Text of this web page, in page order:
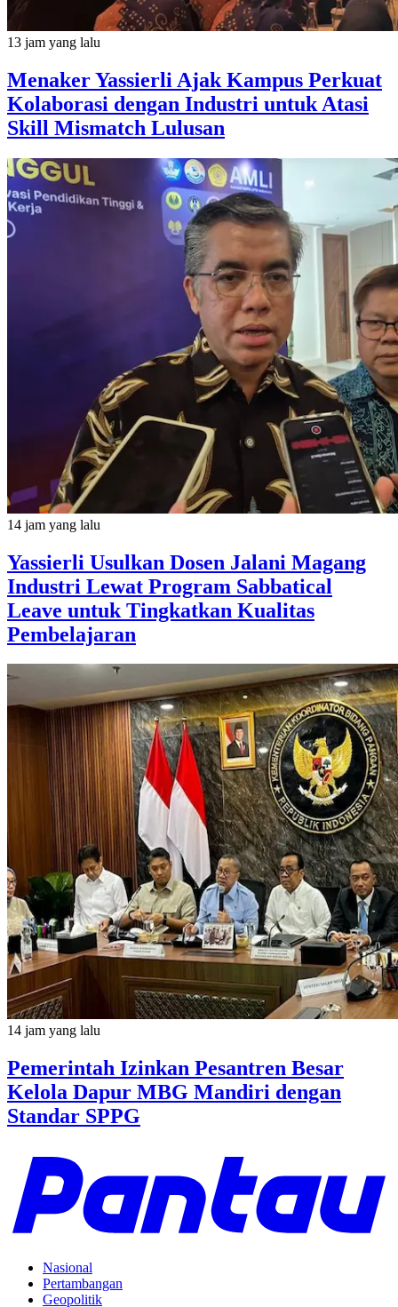
13 jam yang lalu
Menaker Yassierli Ajak Kampus Perkuat
Kolaborasi dengan Industri untuk Atasi
Skill Mismatch Lulusan
14 jam yang lalu
Yassierli Usulkan Dosen Jalani Magang
Industri Lewat Program Sabbatical
Leave untuk Tingkatkan Kualitas
Pembelajaran
14 jam yang lalu
Pemerintah Izinkan Pesantren Besar
Kelola Dapur MBG Mandiri dengan
Standar SPPG
Nasional
Pertambangan
Geopolitik